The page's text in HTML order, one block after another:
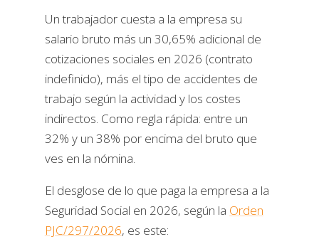
Un trabajador cuesta a la empresa su
salario bruto más un 30,65% adicional de
cotizaciones sociales en 2026 (contrato
indefinido), más el tipo de accidentes de
trabajo según la actividad y los costes
indirectos. Como regla rápida: entre un
32% y un 38% por encima del bruto que
ves en la nómina.
El desglose de lo que paga la empresa a la
Seguridad Social en 2026, según la Orden
PJC/297/2026, es este: